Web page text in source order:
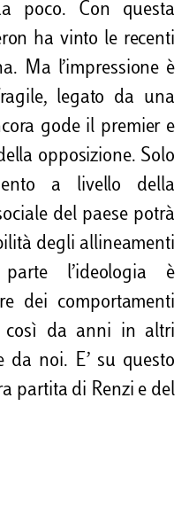
poco. Con questa
ha vinto le recenti
Ma l’impressione è
legato da una
gode il premier e
opposizione. Solo
a livello della
del paese potrà
degli allineamenti
l’ideologia è
dei comportamenti
così da anni in altri
da noi. E’ su questo
partita di Renzi e del